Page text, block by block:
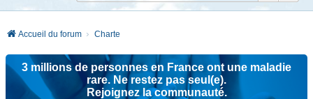
Accueil du forum Charte
3 millions de personnes en France ont une maladie
rare. Ne restez pas seul(e).
Rejoignez la communauté.